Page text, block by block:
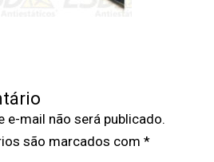
e-mail não será publicado.
são marcados com *